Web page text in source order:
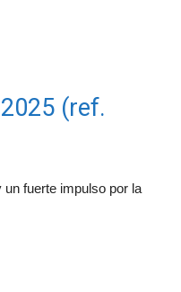
(ref.
fuerte impulso por la